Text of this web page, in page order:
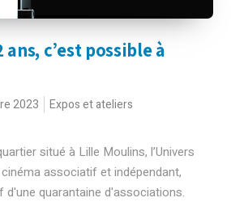
ans, c’est possible à
2023
Expos et ateliers
situé à Lille Moulins, l’Univers
associatif et indépendant,
d'une quarantaine d'associations.